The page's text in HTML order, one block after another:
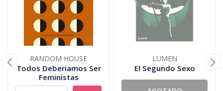
RANDOM HOUSE
Todos Deberiamos Ser
Feministas
LUMEN
El Segundo Sexo